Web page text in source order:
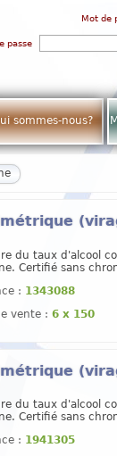
Mot de
passe
sommes-nous?
du taux d'alcool
Certifié sans
: 1343088
vente : 6 x 150
du taux d'alcool
Certifié sans
: 1941305